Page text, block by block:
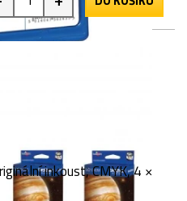
inkoust, CMYK, 4 ×